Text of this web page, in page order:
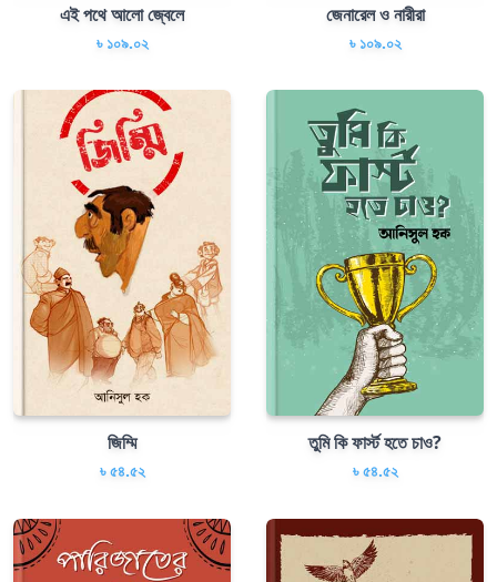
এই পথে আলো জ্বেলে
৳ ১০৯.০২
জেনারেল ও নারীরা
৳ ১০৯.০২
জিম্মি
৳ ৫৪.৫২
তুমি কি ফার্স্ট হতে চাও?
৳ ৫৪.৫২